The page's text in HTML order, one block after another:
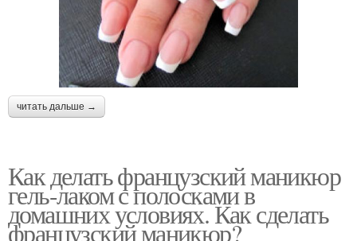
читать дальше →
Как делать французский маникюр
гель-лаком с полосками в
домашних условиях. Как сделать
французский маникюр?